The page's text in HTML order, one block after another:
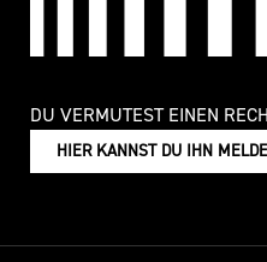
DU VERMUTEST EINEN
HIER KANNST DU IHN